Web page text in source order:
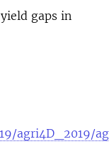
gaps in
agri4D_2019/